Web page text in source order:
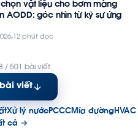
vật liệu cho bơm màng
AODD: góc nhìn từ kỹ sư ứng
12 phút đọc
/ 501 bài viết
viết
Xử lý nướcPCCCMía đườngHVAC
cả →